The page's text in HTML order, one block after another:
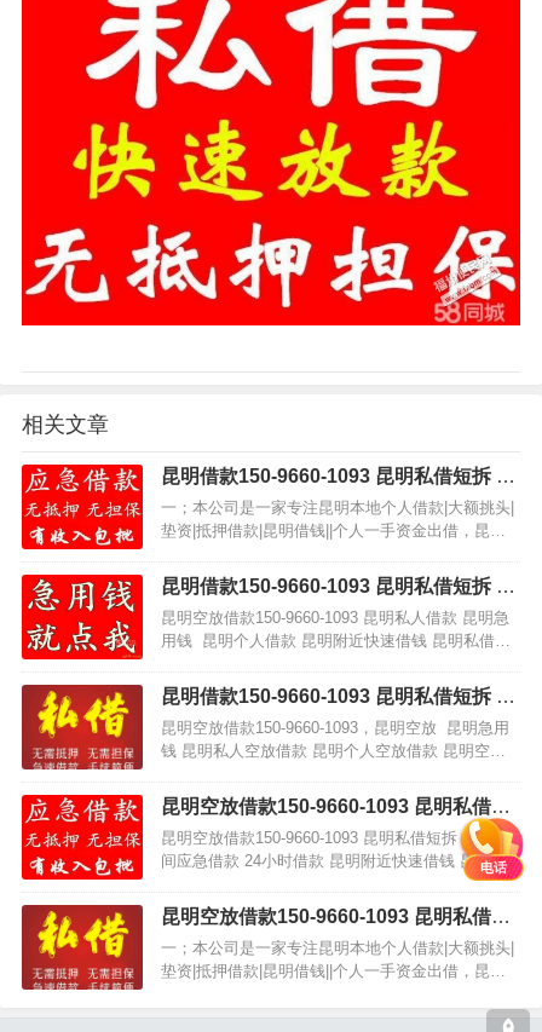
相关文章
昆明借款150-9660-1093 昆明私借短拆 昆
明民间应急借款 昆明企业贷 昆明附近快速
借钱 昆明私人借款 昆明无抵押借款 昆明
担保当天下款
一；本公司是一家专注昆明本地个人借款|大额挑头|
垫资|抵押借款|昆明借钱||个人一手资金出借，昆明
昆明短期周转，个人出借 昆明借款 昆明紧急借…
昆明借款150-9660-1093 昆明私借短拆 昆
明民间应急借款 昆明企业贷 昆明附近快速
借钱 昆明私人借款 昆明无抵押借款 昆明
担保当天下款
昆明空放借款150-9660-1093 昆明私人借款 昆明急
用钱 昆明个人借款 昆明附近快速借钱 昆明私借短
务，公司资金雄厚，为昆…
昆明借款150-9660-1093 昆明私借短拆 昆
明民间应急借款 昆明企业贷 昆明附近快速
借钱 昆明私人空放借款 昆明无抵押借款
个人借款不抵押不担保
昆明空放借款150-9660-1093，昆明空放 昆明急用
钱 昆明私人空放借款 昆明个人空放借款 昆明空放
能力的。当面打签条，当天下款，借钱不…
昆明空放借款150-9660-1093 昆明私借短
拆 昆明民间应急借款 24小时借款 昆明附
近快速借钱 昆明私人空放借款 昆明无抵押
借款 昆明企业大额低息空放借款 昆明借款
昆明个人借款不抵押不担保
昆明空放借款150-9660-1093 昆明私借短拆 昆明民
间应急借款 24小时借款 昆明附近快速借钱 昆明私
人空放借款 昆明无抵押借款 昆明企业大额低息空
放借款 昆明借款 昆明个人借款不…
昆明空放借款150-9660-1093 昆明私借短
拆 昆明民间应急借款 24小时借款 昆明附
近快速借钱 昆明私人空放借款 昆明无抵押
一；本公司是一家专注昆明本地个人借款|大额挑头|
垫资|抵押借款|昆明借钱||个人一手资金出借，昆明
昆明短期周转，个人出借 昆明借款 昆明紧急借…
电话